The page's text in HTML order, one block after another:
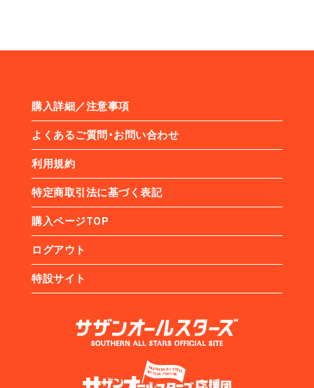
購入詳細／注意事項
よくあるご質問・お問い合わせ
利用規約
特定商取引法に基づく表記
購入ページTOP
ログアウト
特設サイト